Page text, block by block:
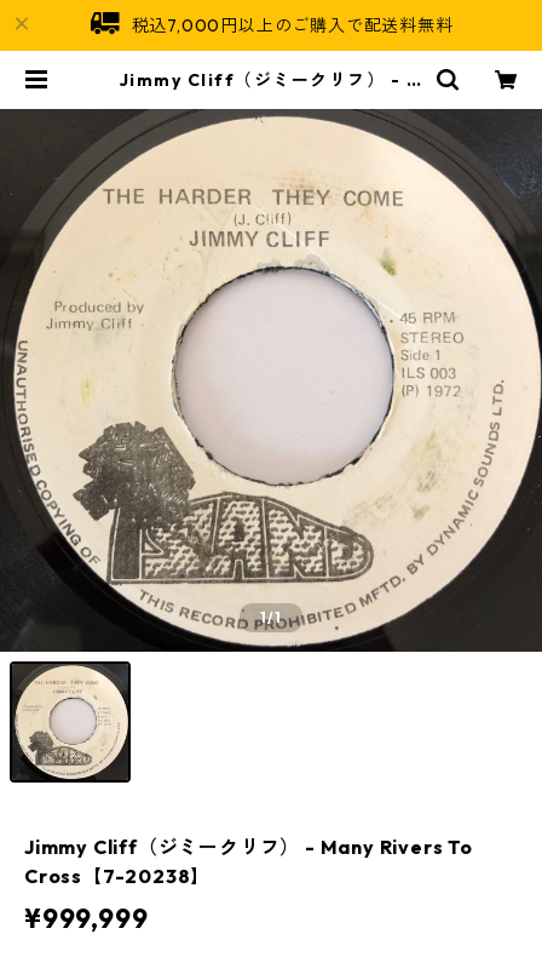
税込7,000円以上のご購入で配送料無料
Jimmy Cliff（ジミークリフ） ‎- M
8】 | Jamaican Soul
1/1
Jimmy Cliff（ジミークリフ） ‎- Many Rivers To
Cross【7-20238】
¥999,999